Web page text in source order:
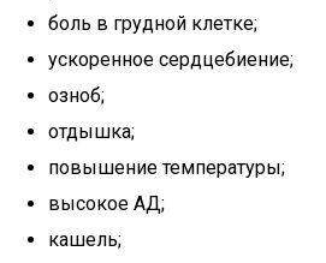
боль в грудной клетке;
ускоренное сердцебиение;
озноб;
отдышка;
повышение температуры;
высокое АД;
кашель;